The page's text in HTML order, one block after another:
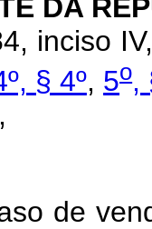
DA
inciso
§ 4º, 5o,
,
de